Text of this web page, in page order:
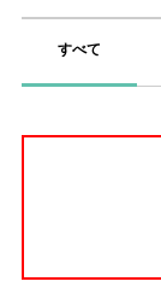
すべて